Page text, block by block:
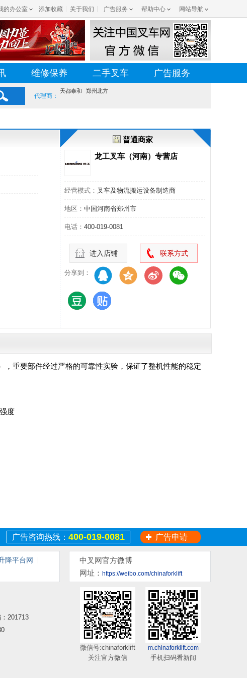
的办公室 添加收藏 关于我们 广告服务 帮助中心 网站导航
维修保养 二手叉车 广告服务
代理商：
天都泰和 郑州北方
普通商家
龙工叉车（河南）专营店
经营模式： 叉车及物流搬运设备制造商
地区： 中国河南省郑州市
电话： 400-019-0081
进入店铺 联系方式
分享到：
重要部件经过严格的可靠性实验，保证了整机性能的稳定
度
广告咨询热线： 400-019-0081 广告申请
降平台网
中叉网官方微博
网址： https://weibo.com/chinaforklift
201713
微信号:chinaforklift
关注官方微信
m.chinaforklift.com
手机扫码看新闻